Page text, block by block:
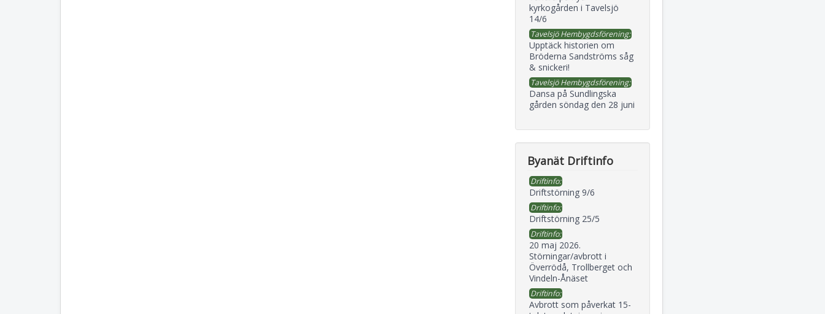
kyrkogården i Tavelsjö
14/6
Tavelsjö Hembygdsförening:
Upptäck historien om
Bröderna Sandströms såg
& snickeri!
Tavelsjö Hembygdsförening:
Dansa på Sundlingska
gården söndag den 28 juni
Byanät Driftinfo
Driftinfo:
Driftstörning 9/6
Driftinfo:
Driftstörning 25/5
Driftinfo:
20 maj 2026.
Störningar/avbrott i
Överrödå, Trollberget och
Vindeln-Ånäset
Driftinfo:
Avbrott som påverkat 15-